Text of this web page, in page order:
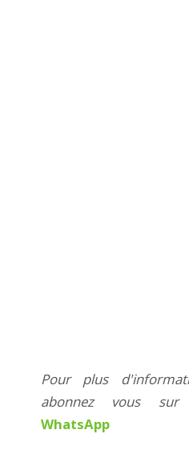
Pour plus
abonnez vous
WhatsApp